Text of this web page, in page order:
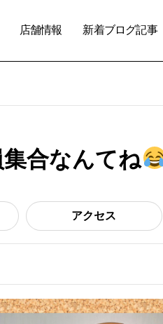
店舗情報 新着ブログ記事
合なんてね
アクセス